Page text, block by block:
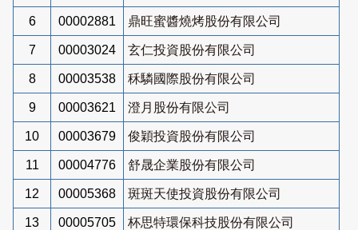
6 00002881 鼎旺蜜醬燒烤股份有限公司
7 00003024 玄仁投資股份有限公司
8 00003538 秝驎國際股份有限公司
9 00003621 澄月股份有限公司
10 00003679 俊穎投資股份有限公司
11 00004776 舒晟企業股份有限公司
12 00005368 斑斑天使投資股份有限公司
13 00005705 杯思特環保科技股份有限公司